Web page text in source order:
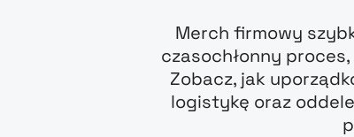
Merch firmowy
czasochłonny
Zobacz, jak
logistykę oraz